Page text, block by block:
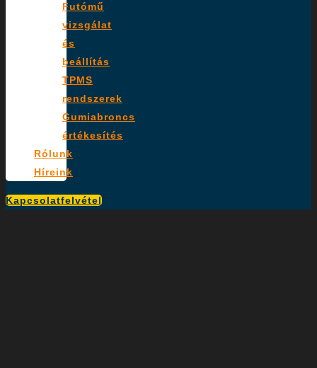
Futómű
vizsgálat
és
beállítás
TPMS
rendszerek
Gumiabroncs
értékesítés
Rólunk
Híreink
Kapcsolatfelvétel